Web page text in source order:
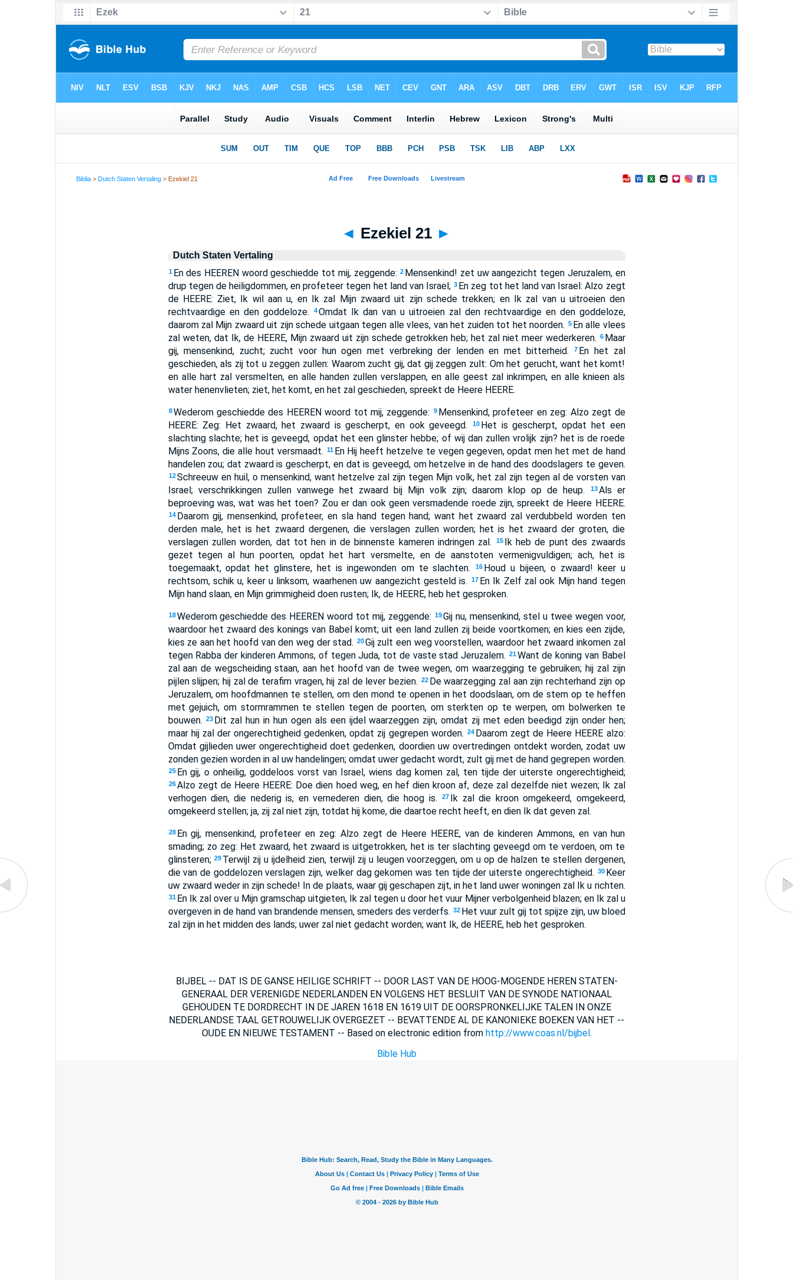
Biblia >Dutch Staten Vertaling > Ezekiel 21
◄ Ezekiel 21 ►
Dutch Staten Vertaling
1 En des HEEREN woord geschiedde tot mij, zeggende: 2 Mensenkind! zet uw aangezicht tegen Jeruzalem, en
drup tegen de heiligdommen, en profeteer tegen het land van Israel; 3 En zeg tot het land van Israel: Alzo zegt
de HEERE: Ziet, Ik wil aan u, en Ik zal Mijn zwaard uit zijn schede trekken; en Ik zal van u uitroeien den
rechtvaardige en den goddeloze.
4 Omdat Ik dan van u uitroeien zal den rechtvaardige en den goddeloze,
daarom zal Mijn zwaard uit zijn schede uitgaan tegen alle vlees, van het zuiden tot het noorden. 5 En alle vlees
zal weten, dat Ik, de HEERE, Mijn zwaard uit zijn schede getrokken heb; het zal niet meer wederkeren. 6 Maar
gij, mensenkind, zucht; zucht voor hun ogen met verbreking der lenden en met bitterheid.
7 En het zal
geschieden, als zij tot u zeggen zullen: Waarom zucht gij, dat gij zeggen zult: Om het gerucht, want het komt!
en alle hart zal versmelten, en alle handen zullen verslappen, en alle geest zal inkrimpen, en alle knieen als
water henenvlieten; ziet, het komt, en het zal geschieden, spreekt de Heere HEERE.
8 Wederom geschiedde des HEEREN woord tot mij, zeggende: 9 Mensenkind, profeteer en zeg: Alzo zegt de
HEERE: Zeg: Het zwaard, het zwaard is gescherpt, en ook geveegd.
10 Het is gescherpt, opdat het een
slachting slachte; het is geveegd, opdat het een glinster hebbe; of wij dan zullen vrolijk zijn? het is de roede
Mijns Zoons, die alle hout versmaadt. 11 En Hij heeft hetzelve te vegen gegeven, opdat men het met de hand
handelen zou; dat zwaard is gescherpt, en dat is geveegd, om hetzelve in de hand des doodslagers te geven.
12 Schreeuw en huil, o mensenkind, want hetzelve zal zijn tegen Mijn volk, het zal zijn tegen al de vorsten van
Israel; verschrikkingen zullen vanwege het zwaard bij Mijn volk zijn; daarom klop op de heup.
13 Als er
beproeving was, wat was het toen? Zou er dan ook geen versmadende roede zijn, spreekt de Heere HEERE.
14 Daarom gij, mensenkind, profeteer, en sla hand tegen hand; want het zwaard zal verdubbeld worden ten
derden male, het is het zwaard dergenen, die verslagen zullen worden; het is het zwaard der groten, die
verslagen zullen worden, dat tot hen in de binnenste kameren indringen zal.
15 Ik heb de punt des zwaards
gezet tegen al hun poorten, opdat het hart versmelte, en de aanstoten vermenigvuldigen; ach, het is
toegemaakt, opdat het glinstere, het is ingewonden om te slachten.
16 Houd u bijeen, o zwaard! keer u
rechtsom, schik u, keer u linksom, waarhenen uw aangezicht gesteld is.
17 En Ik Zelf zal ook Mijn hand tegen
Mijn hand slaan, en Mijn grimmigheid doen rusten; Ik, de HEERE, heb het gesproken.
18 Wederom geschiedde des HEEREN woord tot mij, zeggende: 19Gij nu, mensenkind, stel u twee wegen voor,
waardoor het zwaard des konings van Babel komt; uit een land zullen zij beide voortkomen; en kies een zijde,
kies ze aan het hoofd van den weg der stad. 20Gij zult een weg voorstellen, waardoor het zwaard inkomen zal
tegen Rabba der kinderen Ammons, of tegen Juda, tot de vaste stad Jeruzalem. 21Want de koning van Babel
zal aan de wegscheiding staan, aan het hoofd van de twee wegen, om waarzegging te gebruiken; hij zal zijn
pijlen slijpen; hij zal de terafim vragen, hij zal de lever bezien. 22 De waarzegging zal aan zijn rechterhand zijn op
Jeruzalem, om hoofdmannen te stellen, om den mond te openen in het doodslaan, om de stem op te heffen
met gejuich, om stormrammen te stellen tegen de poorten, om sterkten op te werpen, om bolwerken te
bouwen.
23 Dit zal hun in hun ogen als een ijdel waarzeggen zijn, omdat zij met eden beedigd zijn onder hen;
maar hij zal der ongerechtigheid gedenken, opdat zij gegrepen worden. 24 Daarom zegt de Heere HEERE alzo:
Omdat gijlieden uwer ongerechtigheid doet gedenken, doordien uw overtredingen ontdekt worden, zodat uw
zonden gezien worden in al uw handelingen; omdat uwer gedacht wordt, zult gij met de hand gegrepen worden.
25 En gij, o onheilig, goddeloos vorst van Israel, wiens dag komen zal, ten tijde der uiterste ongerechtigheid;
26 Alzo zegt de Heere HEERE: Doe dien hoed weg, en hef dien kroon af, deze zal dezelfde niet wezen; Ik zal
verhogen dien, die nederig is, en vernederen dien, die hoog is.
27 Ik zal die kroon omgekeerd, omgekeerd,
omgekeerd stellen; ja, zij zal niet zijn, totdat hij kome, die daartoe recht heeft, en dien Ik dat geven zal.
28 En gij, mensenkind, profeteer en zeg: Alzo zegt de Heere HEERE, van de kinderen Ammons, en van hun
smading; zo zeg: Het zwaard, het zwaard is uitgetrokken, het is ter slachting geveegd om te verdoen, om te
glinsteren; 29 Terwijl zij u ijdelheid zien, terwijl zij u leugen voorzeggen, om u op de halzen te stellen dergenen,
die van de goddelozen verslagen zijn, welker dag gekomen was ten tijde der uiterste ongerechtigheid. 30 Keer
uw zwaard weder in zijn schede! In de plaats, waar gij geschapen zijt, in het land uwer woningen zal Ik u richten.
31 En Ik zal over u Mijn gramschap uitgieten, Ik zal tegen u door het vuur Mijner verbolgenheid blazen; en Ik zal u
overgeven in de hand van brandende mensen, smeders des verderfs. 32 Het vuur zult gij tot spijze zijn, uw bloed
zal zijn in het midden des lands; uwer zal niet gedacht worden; want Ik, de HEERE, heb het gesproken.
BIJBEL -- DAT IS DE GANSE HEILIGE SCHRIFT -- DOOR LAST VAN DE HOOG-MOGENDE HEREN STATEN-
GENERAAL DER VERENIGDE NEDERLANDEN EN VOLGENS HET BESLUIT VAN DE SYNODE NATIONAAL
GEHOUDEN TE DORDRECHT IN DE JAREN 1618 EN 1619 UIT DE OORSPRONKELIJKE TALEN IN ONZE
NEDERLANDSE TAAL GETROUWELIJK OVERGEZET -- BEVATTENDE AL DE KANONIEKE BOEKEN VAN HET --
OUDE EN NIEUWE TESTAMENT -- Based on electronic edition from http://www.coas.nl/bijbel.
Bible Hub